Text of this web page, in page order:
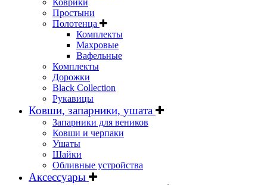
Простыни
Полотенца
Комплекты
Махровые
Вафельные
Комплекты
Дорожки
Black Collection
Рукавицы
Ковши, запарники, ушата
Запарники для веников
Ковши и черпаки
Ушаты
Шайки
Обливные устройства
Аксессуары